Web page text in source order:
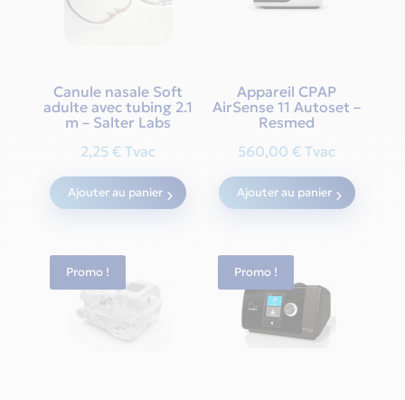
Canule nasale Soft
adulte avec tubing 2.1
m – Salter Labs
2,25€ Tvac
Ajouter au panier
Appareil CPAP
AirSense 11 Autoset –
Resmed
560,00€ Tvac
Ajouter au panier
Promo ! Promo !